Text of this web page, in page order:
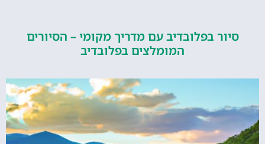
בפלובדיב עם מדריך מקומי – הסיורים
המומלצים בפלובדיב